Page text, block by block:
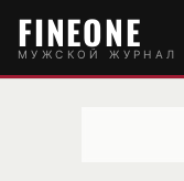
FINEONE
МУЖСКОЙ ЖУРНАЛ